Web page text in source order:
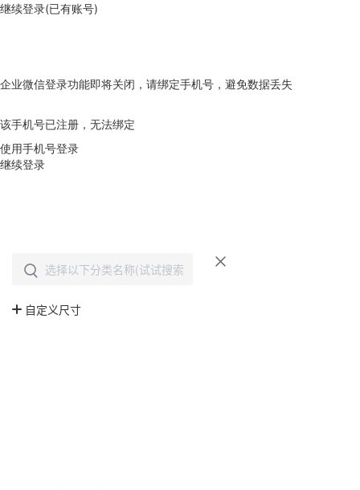
继续登录(已有账号)
企业微信登录功能即将关闭，请绑定手机号，避免数据丢失
该手机号已注册，无法绑定
使用手机号登录
继续登录